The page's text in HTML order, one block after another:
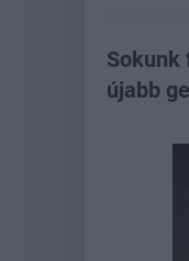
Sokunk
újabb